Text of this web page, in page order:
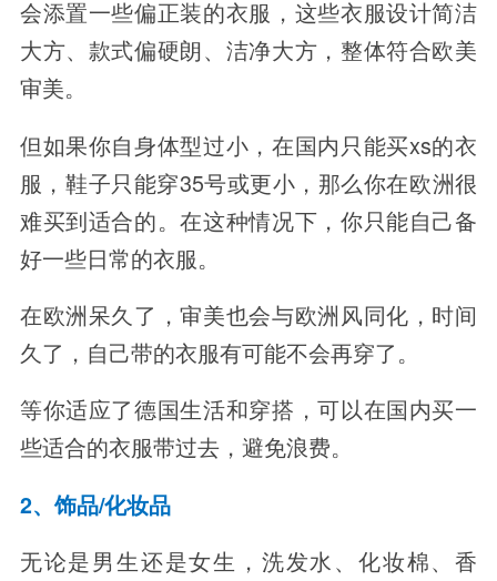
会添置一些偏正装的衣服，这些衣服设计简洁
大方、款式偏硬朗、洁净大方，整体符合欧美
审美。
但如果你自身体型过小，在国内只能买xs的衣
服，鞋子只能穿35号或更小，那么你在欧洲很
难买到适合的。在这种情况下，你只能自己备
好一些日常的衣服。
在欧洲呆久了，审美也会与欧洲风同化，时间
久了，自己带的衣服有可能不会再穿了。
等你适应了德国生活和穿搭，可以在国内买一
些适合的衣服带过去，避免浪费。
2、饰品/化妆品
无论是男生还是女生，洗发水、化妆棉、香